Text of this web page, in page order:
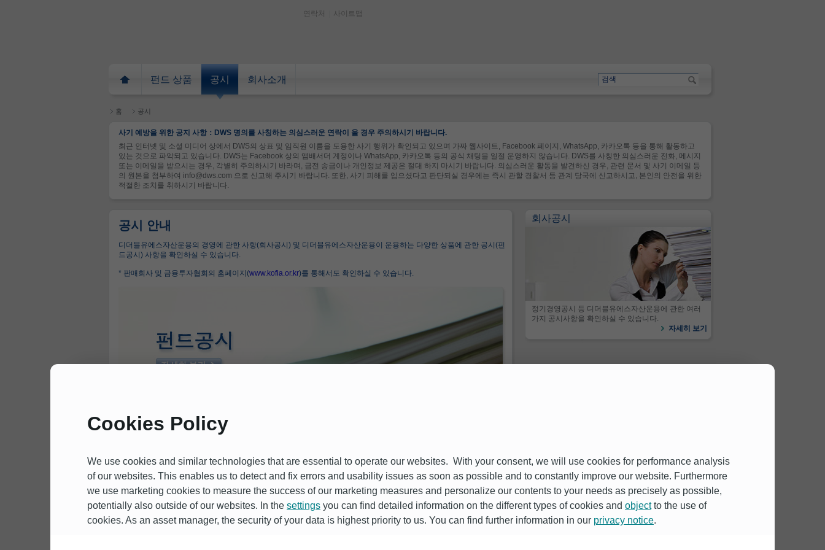
연락처 사이트맵
펀드 상품 공시 회사소개
홈 공시
사기 예방을 위한 공지 사항：DWS 명의를 사칭하는 의심스러운 연락이 올 경우 주의하시기 바랍니다.
최근 인터넷 및 소셜 미디어 상에서 DWS의 상표 및 임직원 이름을 도용한 사기 행위가 확인되고 있으며 가짜 웹사이트, Facebook 페이지, WhatsApp, 카카오톡 등을 통해 활동하고
있는 것으로 파악되고 있습니다. DWS는 Facebook 상의 앰배서더 계정이나 WhatsApp, 카카오톡 등의 공식 채팅을 일절 운영하지 않습니다. DWS를 사칭한 의심스러운 전화, 메시지
또는 이메일을 받으시는 경우, 각별히 주의하시기 바라며, 금전 송금이나 개인정보 제공은 절대 하지 마시기 바랍니다. 의심스러운 활동을 발견하신 경우, 관련 문서 및 사기 이메일 등
의 원본을 첨부하여 info@dws.com 으로 신고해 주시기 바랍니다. 또한, 사기 피해를 입으셨다고 판단되실 경우에는 즉시 관할 경찰서 등 관계 당국에 신고하시고, 본인의 안전을 위한
적절한 조치를 취하시기 바랍니다.
공시 안내
디더블유에스자산운용의 경영에 관한 사항(회사공시) 및 디더블유에스자산운용이 운용하는 다양한 상품에 관한 공시(펀
드공시) 사항을 확인하실 수 있습니다.
* 판매회사 및 금융투자협회의 홈페이지(www.kofia.or.kr)를 통해서도 확인하실 수 있습니다.
회사공시
정기경영공시 등 디더블유에스자산운용에 관한 여러
가지 공시사항을 확인하실 수 있습니다.
자세히 보기
서민금융1332
전자공시시스템
신용대출119
금융감독원
한국금융투자협회
유의사항
불법금융투자안전지킴이
금융사기 예방을 위한 소비자 유의사항
신용정보활용체제
Cookies Policy
We use cookies and similar technologies that are essential to operate our websites. With your consent, we will use cookies for performance analysis
of our websites. This enables us to detect and fix errors and usability issues as soon as possible and to constantly improve our website. Furthermore
we use marketing cookies to measure the success of our marketing measures and personalize our contents to your needs as precisely as possible,
potentially also outside of our websites. In the settings you can find detailed information on the different types of cookies and objectto the use of
cookies. As an asset manager, the security of your data is highest priority to us. You can find further information in our privacy notice.